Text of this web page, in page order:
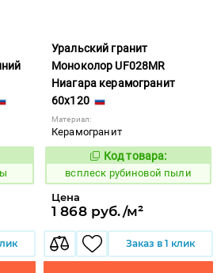
Уральский гранит
Моноколор UF028MR
Ниагара керамогранит
60x120
Материал:
Керамогранит
244326
Код товара:
всплеск рубиновой пыли
Цена
1 868 руб./м²
Заказ в 1 клик